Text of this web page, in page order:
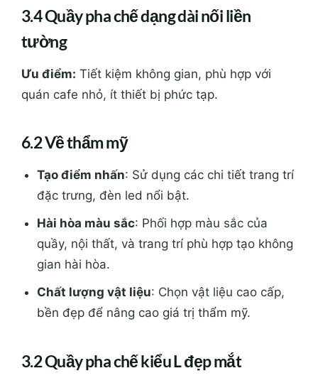
3.4 Quầy pha chế dạng dài nối liền
tường
Ưu điểm: Tiết kiệm không gian, phù hợp với
quán cafe nhỏ, ít thiết bị phức tạp.
6.2 Về thẩm mỹ
Tạo điểm nhấn: Sử dụng các chi tiết trang trí
đặc trưng, đèn led nổi bật.
Hài hòa màu sắc: Phối hợp màu sắc của
quầy, nội thất, và trang trí phù hợp tạo không
gian hài hòa.
Chất lượng vật liệu: Chọn vật liệu cao cấp,
bền đẹp để nâng cao giá trị thẩm mỹ.
3.2 Quầy pha chế kiểu L đẹp mắt